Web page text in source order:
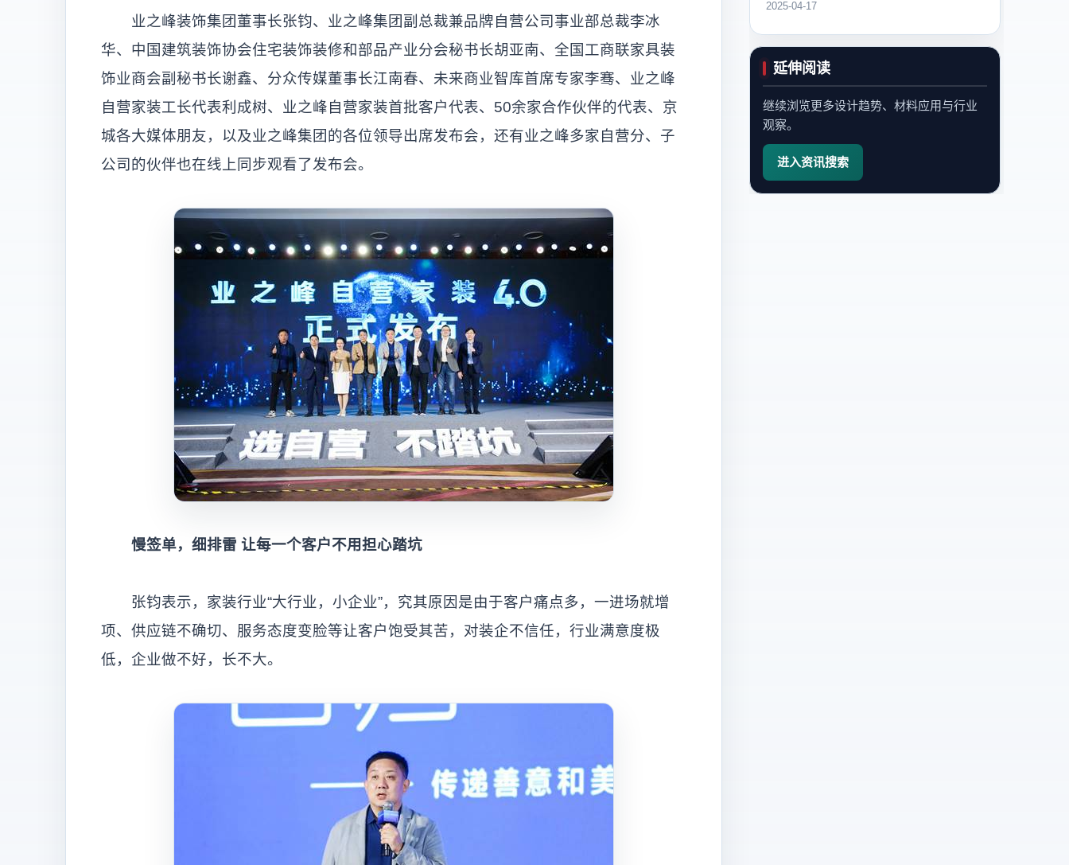
业之峰装饰集团董事长张钧、业之峰集团副总裁兼品牌自营公司事业部总裁李冰
华、中国建筑装饰协会住宅装饰装修和部品产业分会秘书长胡亚南、全国工商联家具装
饰业商会副秘书长谢鑫、分众传媒董事长江南春、未来商业智库首席专家李骞、业之峰
自营家装工长代表利成树、业之峰自营家装首批客户代表、50余家合作伙伴的代表、京
城各大媒体朋友，以及业之峰集团的各位领导出席发布会，还有业之峰多家自营分、子
公司的伙伴也在线上同步观看了发布会。
慢签单，细排雷 让每一个客户不用担心踏坑
张钧表示，家装行业“大行业，小企业”，究其原因是由于客户痛点多，一进场就增
项、供应链不确切、服务态度变脸等让客户饱受其苦，对装企不信任，行业满意度极
低，企业做不好，长不大。
2025-04-17
延伸阅读
继续浏览更多设计趋势、材料应用与行业
观察。
进入资讯搜索